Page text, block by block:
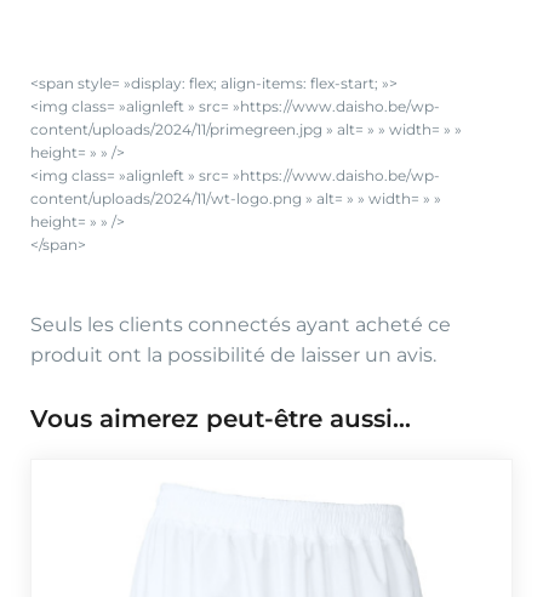
<span style= »display: flex; align-items: flex-start; »>
<img class= »alignleft » src= »https://www.daisho.be/wp-
content/uploads/2024/11/primegreen.jpg » alt= » » width= » »
height= » » />
<img class= »alignleft » src= »https://www.daisho.be/wp-
content/uploads/2024/11/wt-logo.png » alt= » » width= » »
height= » » />
</span>
Seuls les clients connectés ayant acheté ce
produit ont la possibilité de laisser un avis.
Vous aimerez peut-être aussi…